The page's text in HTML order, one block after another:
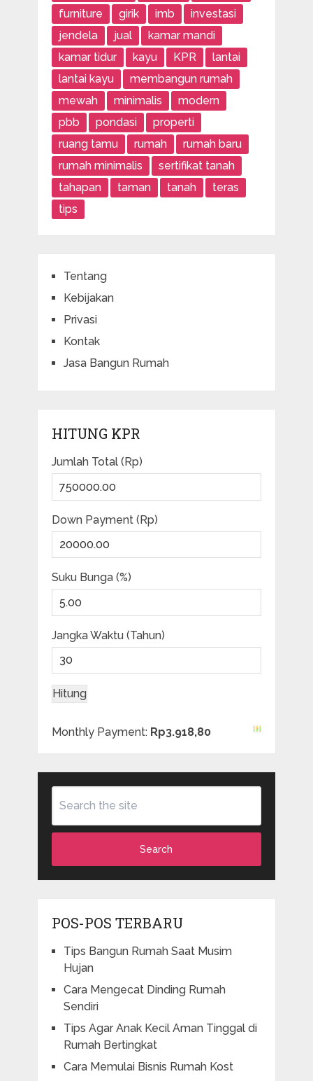
furniture
girik imb
investasi
jendela
jual
kamar mandi
kamar tidur
kayu KPR
lantai
lantai kayu
membangun rumah
mewah
minimalis
modern
pbb
pondasi
properti
ruang tamu
rumah
rumah baru
rumah minimalis
sertifikat tanah
tahapan
taman tanah
teras
tips
Tentang
Kebijakan
Privasi
Kontak
Jasa Bangun Rumah
HITUNG KPR
Jumlah Total (Rp)
Down Payment (Rp)
Suku Bunga (%)
Jangka Waktu (Tahun)
Monthly Payment: Rp3.918,80
Search
POS-POS TERBARU
Tips Bangun Rumah Saat Musim
Hujan
Cara Mengecat Dinding Rumah
Sendiri
Tips Agar Anak Kecil Aman Tinggal di
Rumah Bertingkat
Cara Memulai Bisnis Rumah Kost